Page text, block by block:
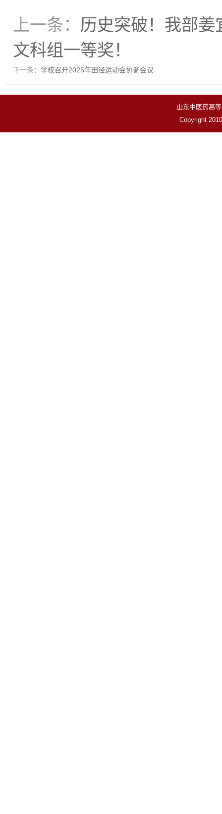
上一条： 历史突破！我部
文科组一等奖！
下一条： 学校召开2025年田径运动会协调会议
山东中医药高
Copyright